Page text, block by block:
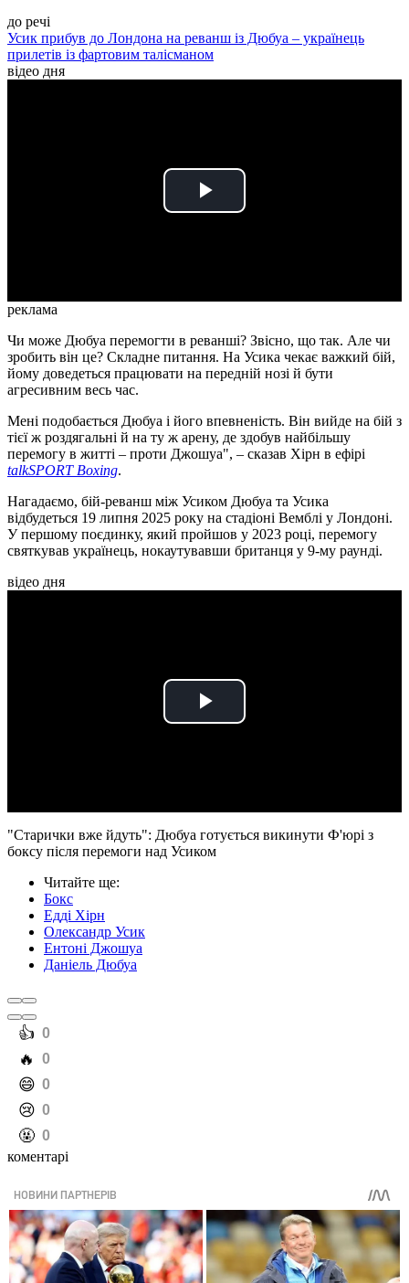
до речі
Усик прибув до Лондона на реванш із Дюбуа – українець
прилетів із фартовим талісманом
відео дня
Play
реклама
Чи може Дюбуа перемогти в реванші? Звісно, що так. Але чи
зробить він це? Складне питання. На Усика чекає важкий бій,
йому доведеться працювати на передній нозі й бути
агресивним весь час.
Мені подобається Дюбуа і його впевненість. Він вийде на бій з
тієї ж роздягальні й на ту ж арену, де здобув найбільшу
перемогу в житті – проти Джошуа", – сказав Хірн в ефірі
talkSPORT Boxing.
Нагадаємо, бій-реванш між Усиком Дюбуа та Усика
відбудеться 19 липня 2025 року на стадіоні Вемблі у Лондоні.
У першому поєдинку, який пройшов у 2023 році, перемогу
святкував українець, нокаутувавши британця у 9-му раунді.
відео дня
Play
"Старички вже йдуть": Дюбуа готується викинути Ф'юрі з
боксу після перемоги над Усиком
Читайте ще:
Бокс
Едді Хірн
Олександр Усик
Ентоні Джошуа
Даніель Дюбуа
️👍 0
️🔥 0
️😄 0
️😢 0
️🤬 0
коментарі